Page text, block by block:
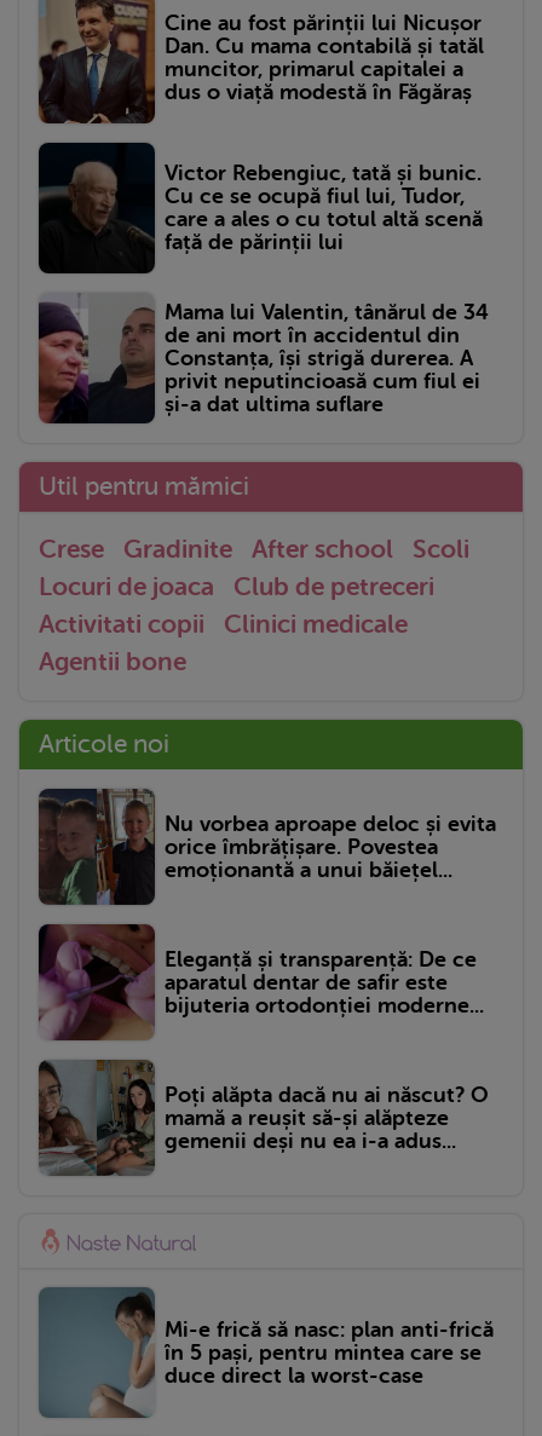
Cine au fost părinții lui Nicușor
Dan. Cu mama contabilă și tatăl
muncitor, primarul capitalei a
dus o viață modestă în Făgăraș
Victor Rebengiuc, tată și bunic.
Cu ce se ocupă fiul lui, Tudor,
care a ales o cu totul altă scenă
față de părinții lui
Mama lui Valentin, tânărul de 34
de ani mort în accidentul din
Constanța, își strigă durerea. A
privit neputincioasă cum fiul ei
și-a dat ultima suflare
Util pentru mămici
Crese Gradinite After school
Scoli
Locuri de joaca
Club de petreceri
Activitati copii
Clinici medicale
Agentii bone
Articole noi
Nu vorbea aproape deloc și evita
orice îmbrățișare. Povestea
emoționantă a unui băiețel...
Eleganță și transparență: De ce
aparatul dentar de safir este
bijuteria ortodonției moderne...
Poți alăpta dacă nu ai născut? O
mamă a reușit să-și alăpteze
gemenii deși nu ea i-a adus...
Mi-e frică să nasc: plan anti-frică
în 5 pași, pentru mintea care se
duce direct la worst-case